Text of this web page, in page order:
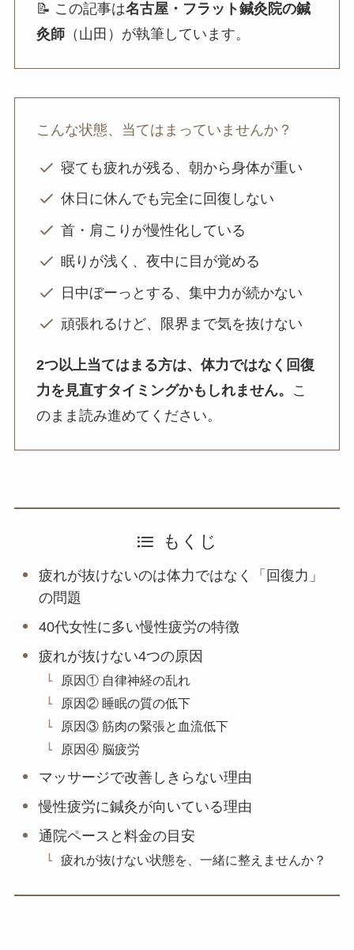
📝 この記事は名古屋・フラット鍼灸院の鍼
灸師（山田）が執筆しています。
こんな状態、当てはまっていませんか？
寝ても疲れが残る、朝から身体が重い
休日に休んでも完全に回復しない
首・肩こりが慢性化している
眠りが浅く、夜中に目が覚める
日中ぼーっとする、集中力が続かない
頑張れるけど、限界まで気を抜けない
2つ以上当てはまる方は、体力ではなく回復
力を見直すタイミングかもしれません。
こ
のまま読み進めてください。
もくじ
疲れが抜けないのは体力ではなく「回復力」
の問題
40代女性に多い慢性疲労の特徴
疲れが抜けない4つの原因
原因① 自律神経の乱れ
原因② 睡眠の質の低下
原因③ 筋肉の緊張と血流低下
原因④ 脳疲労
マッサージで改善しきらない理由
慢性疲労に鍼灸が向いている理由
通院ペースと料金の目安
疲れが抜けない状態を、一緒に整えませんか？